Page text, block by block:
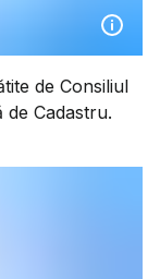
de Consiliul
de Cadastru.